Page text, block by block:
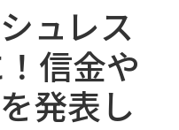
ュレス
信金や
発表し